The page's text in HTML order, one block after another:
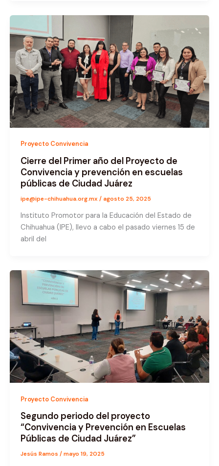
Proyecto Convivencia
Cierre del Primer año del Proyecto de
Convivencia y prevención en escuelas
públicas de Ciudad Juárez
ipe@ipe-chihuahua.org.mx / agosto 25, 2025
Instituto Promotor para la Educación del Estado de
Chihuahua (IPE), llevo a cabo el pasado viernes 15 de
abril del
Proyecto Convivencia
Segundo periodo del proyecto
“Convivencia y Prevención en Escuelas
Públicas de Ciudad Juárez”
Jesús Ramos /mayo 19, 2025